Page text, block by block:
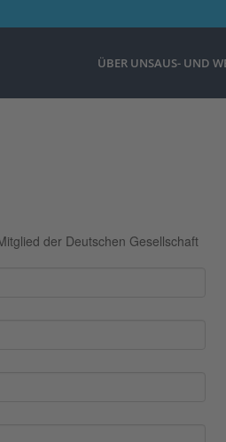
ÜBER UNSAUS- UND
der Deutschen Gesellschaft